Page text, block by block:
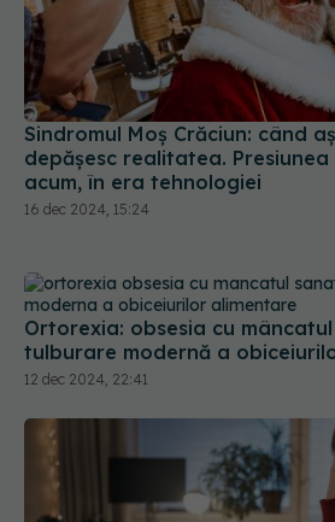
Sindromul Moș Crăciun: când
depășesc realitatea.
acum, în era tehnologiei
16 dec 2024, 15:24
Ortorexia: obsesia cu mâncatul
tulburare modernă a
12 dec 2024, 22:41